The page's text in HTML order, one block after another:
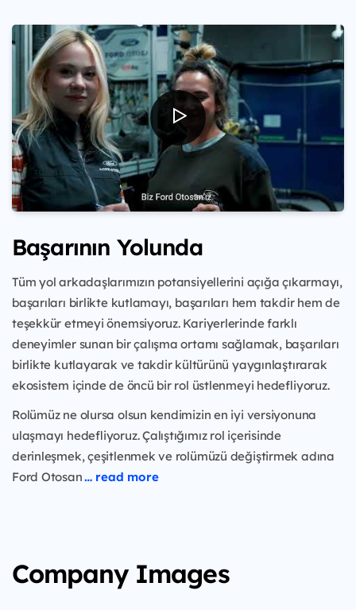
Başarının Yolunda
Tüm yol arkadaşlarımızın potansiyellerini açığa çıkarmayı,
başarıları birlikte kutlamayı, başarıları hem takdir hem de
teşekkür etmeyi önemsiyoruz. Kariyerlerinde farklı
deneyimler sunan bir çalışma ortamı sağlamak, başarıları
birlikte kutlayarak ve takdir kültürünü yaygınlaştırarak
ekosistem içinde de öncü bir rol üstlenmeyi hedefliyoruz.
Rolümüz ne olursa olsun kendimizin en iyi versiyonuna
ulaşmayı hedefliyoruz. Çalıştığımız rol içerisinde
derinleşmek, çeşitlenmek ve rolümüzü değiştirmek adına
Ford Otosan… read more
Company Images